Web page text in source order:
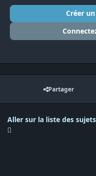
Créer
Partager
Aller sur la liste des sujets